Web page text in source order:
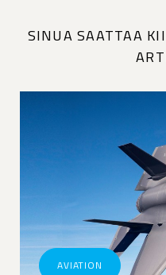
SINUA SAATTAA
AVIATION